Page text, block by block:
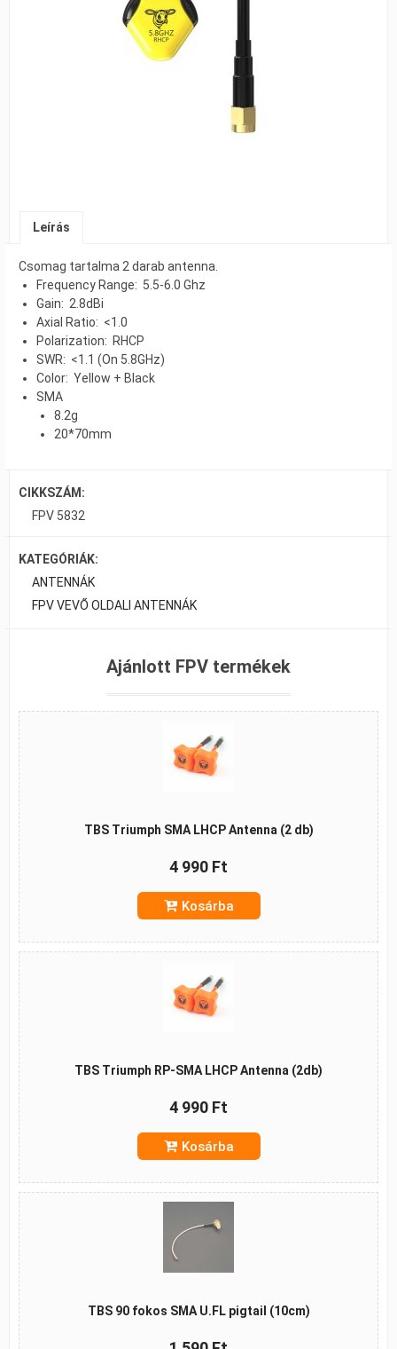
Leírás
Csomag tartalma 2 darab antenna.
Frequency Range: 5.5-6.0 Ghz
Gain: 2.8dBi
Axial Ratio: <1.0
Polarization: RHCP
SWR: <1.1 (On 5.8GHz)
Color: Yellow + Black
SMA
8.2g
20*70mm​
CIKKSZÁM:
FPV 5832
KATEGÓRIÁK:
ANTENNÁK
FPV VEVŐ OLDALI ANTENNÁK
Ajánlott FPV termékek
TBS Triumph SMA LHCP Antenna (2 db)
4 990 Ft
Kosárba
TBS Triumph RP-SMA LHCP Antenna (2db)
4 990 Ft
Kosárba
TBS 90 fokos SMA U.FL pigtail (10cm)